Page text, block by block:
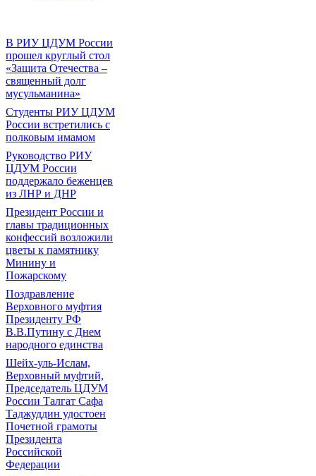
В РИУ ЦДУМ России
прошел круглый стол
«Защита Отечества –
священный долг
мусульманина»
Студенты РИУ ЦДУМ
России встретились с
полковым имамом
Руководство РИУ
ЦДУМ России
поддержало беженцев
из ЛНР и ДНР
Президент России и
главы традиционных
конфессий возложили
цветы к памятнику
Минину и
Пожарскому
Поздравление
Верховного муфтия
Президенту РФ
В.В.Путину с Днем
народного единства
Шейх-уль-Ислам,
Верховный муфтий,
Председатель ЦДУМ
России Талгат Сафа
Таджуддин удостоен
Почетной грамоты
Президента
Российской
Федерации